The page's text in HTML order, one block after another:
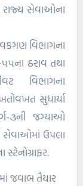
રાજ્ય સેવાઓના
વિભાગના
ઠરાવ તથા
વિભાગના
સુધાર્યા
૩ની જગ્યાઓ
સેવાઓમાં ઉપલા
જવાબ તૈયાર